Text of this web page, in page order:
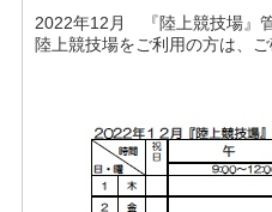
2022年12月 『陸上競技場』
陸上競技場をご利用の方は、